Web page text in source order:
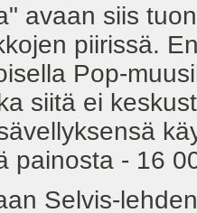
avaan siis
piirissä.
Pop-
siitä ei
painosta - 16
Selvis-